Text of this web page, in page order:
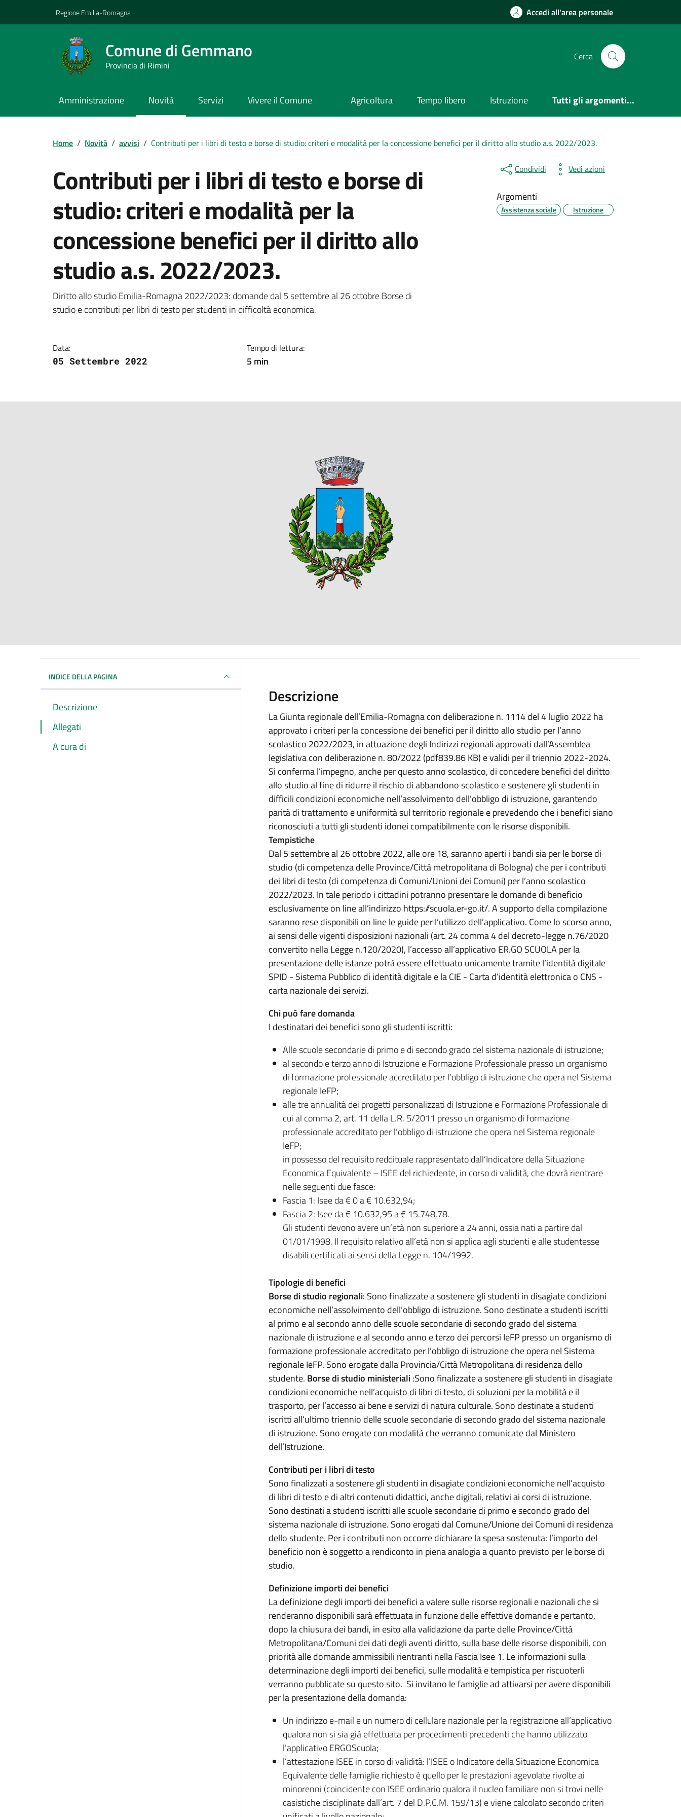
Regione Emilia-Romagna Accedi all'area personale
Comune di Gemmano
Provincia di Rimini
Cerca
Amministrazione Novità Servizi Vivere il Comune Agricoltura Tempo libero Istruzione Tutti gli argomenti...
Home / Novità / avvisi / Contributi per i libri di testo e borse di studio: criteri e modalità per la concessione benefici per il diritto allo studio a.s. 2022/2023.
Contributi per i libri di testo e borse di
studio: criteri e modalità per la
concessione benefici per il diritto allo
studio a.s. 2022/2023.
Dettagli della notizia
Diritto allo studio Emilia-Romagna 2022/2023: domande dal 5 settembre al 26 ottobre Borse di
studio e contributi per libri di testo per studenti in difficoltà economica.
Data:
05 Settembre 2022
Tempo di lettura:
5 min
Condividi Vedi azioni
Argomenti
Assistenza sociale Istruzione
INDICE DELLA PAGINA
Descrizione
Allegati
A cura di
Descrizione
La Giunta regionale dell’Emilia-Romagna con deliberazione n. 1114 del 4 luglio 2022 ha
approvato i criteri per la concessione dei benefici per il diritto allo studio per l’anno
scolastico 2022/2023, in attuazione degli Indirizzi regionali approvati dall’Assemblea
legislativa con deliberazione n. 80/2022 (pdf839.86 KB) e validi per il triennio 2022-2024.
Si conferma l’impegno, anche per questo anno scolastico, di concedere benefici del diritto
allo studio al fine di ridurre il rischio di abbandono scolastico e sostenere gli studenti in
difficili condizioni economiche nell’assolvimento dell’obbligo di istruzione, garantendo
parità di trattamento e uniformità sul territorio regionale e prevedendo che i benefici siano
riconosciuti a tutti gli studenti idonei compatibilmente con le risorse disponibili.
Tempistiche
Dal 5 settembre al 26 ottobre 2022, alle ore 18, saranno aperti i bandi sia per le borse di
studio (di competenza delle Province/Città metropolitana di Bologna) che per i contributi
dei libri di testo (di competenza di Comuni/Unioni dei Comuni) per l’anno scolastico
2022/2023. In tale periodo i cittadini potranno presentare le domande di beneficio
esclusivamente on line all’indirizzo https://scuola.er-go.it/. A supporto della compilazione
saranno rese disponibili on line le guide per l’utilizzo dell’applicativo. Come lo scorso anno,
ai sensi delle vigenti disposizioni nazionali (art. 24 comma 4 del decreto-legge n.76/2020
convertito nella Legge n.120/2020), l’accesso all’applicativo ER.GO SCUOLA per la
presentazione delle istanze potrà essere effettuato unicamente tramite l’identità digitale
SPID - Sistema Pubblico di identità digitale e la CIE - Carta d’identità elettronica o CNS -
carta nazionale dei servizi.
Chi può fare domanda
I destinatari dei benefici sono gli studenti iscritti:
Alle scuole secondarie di primo e di secondo grado del sistema nazionale di istruzione;
al secondo e terzo anno di Istruzione e Formazione Professionale presso un organismo
di formazione professionale accreditato per l’obbligo di istruzione che opera nel Sistema
regionale IeFP;
alle tre annualità dei progetti personalizzati di Istruzione e Formazione Professionale di
cui al comma 2, art. 11 della L.R. 5/2011 presso un organismo di formazione
professionale accreditato per l’obbligo di istruzione che opera nel Sistema regionale
IeFP;
in possesso del requisito reddituale rappresentato dall’Indicatore della Situazione
Economica Equivalente – ISEE del richiedente, in corso di validità, che dovrà rientrare
nelle seguenti due fasce:
Fascia 1: Isee da € 0 a € 10.632,94;
Fascia 2: Isee da € 10.632,95 a € 15.748,78.
Gli studenti devono avere un’età non superiore a 24 anni, ossia nati a partire dal
01/01/1998. Il requisito relativo all’età non si applica agli studenti e alle studentesse
disabili certificati ai sensi della Legge n. 104/1992.
Tipologie di benefici
Borse di studio regionali: Sono finalizzate a sostenere gli studenti in disagiate condizioni
economiche nell’assolvimento dell’obbligo di istruzione. Sono destinate a studenti iscritti
al primo e al secondo anno delle scuole secondarie di secondo grado del sistema
nazionale di istruzione e al secondo anno e terzo dei percorsi IeFP presso un organismo di
formazione professionale accreditato per l’obbligo di istruzione che opera nel Sistema
regionale IeFP. Sono erogate dalla Provincia/Città Metropolitana di residenza dello
studente. Borse di studio ministeriali:Sono finalizzate a sostenere gli studenti in disagiate
condizioni economiche nell’acquisto di libri di testo, di soluzioni per la mobilità e il
trasporto, per l’accesso ai bene e servizi di natura culturale. Sono destinate a studenti
iscritti all’ultimo triennio delle scuole secondarie di secondo grado del sistema nazionale
di istruzione. Sono erogate con modalità che verranno comunicate dal Ministero
dell’Istruzione.
Contributi per i libri di testo
Sono finalizzati a sostenere gli studenti in disagiate condizioni economiche nell’acquisto
di libri di testo e di altri contenuti didattici, anche digitali, relativi ai corsi di istruzione.
Sono destinati a studenti iscritti alle scuole secondarie di primo e secondo grado del
sistema nazionale di istruzione. Sono erogati dal Comune/Unione dei Comuni di residenza
dello studente. Per i contributi non occorre dichiarare la spesa sostenuta: l’importo del
beneficio non è soggetto a rendiconto in piena analogia a quanto previsto per le borse di
studio.
Definizione importi dei benefici
La definizione degli importi dei benefici a valere sulle risorse regionali e nazionali che si
renderanno disponibili sarà effettuata in funzione delle effettive domande e pertanto,
dopo la chiusura dei bandi, in esito alla validazione da parte delle Province/Città
Metropolitana/Comuni dei dati degli aventi diritto, sulla base delle risorse disponibili, con
priorità alle domande ammissibili rientranti nella Fascia Isee 1. Le informazioni sulla
determinazione degli importi dei benefici, sulle modalità e tempistica per riscuoterli
verranno pubblicate su questo sito. Si invitano le famiglie ad attivarsi per avere disponibili
per la presentazione della domanda:
Un indirizzo e-mail e un numero di cellulare nazionale per la registrazione all’applicativo
qualora non si sia già effettuata per procedimenti precedenti che hanno utilizzato
l’applicativo ERGOScuola;
l’attestazione ISEE in corso di validità: l’ISEE o Indicatore della Situazione Economica
Equivalente delle famiglie richiesto è quello per le prestazioni agevolate rivolte ai
minorenni (coincidente con ISEE ordinario qualora il nucleo familiare non si trovi nelle
casistiche disciplinate dall’art. 7 del D.P.C.M. 159/13) e viene calcolato secondo criteri